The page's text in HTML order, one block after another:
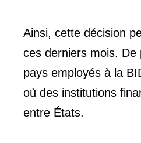
Ainsi, cette décision
ces derniers mois.
pays employés à la
où des institutions
entre États.